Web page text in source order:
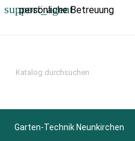
support_agent
persönliche Betreuung
Garten-Technik Neunkirchen